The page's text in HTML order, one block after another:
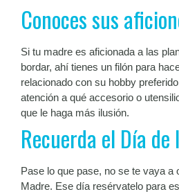
Conoces sus
Si tu madre es aficionada a las
bordar, ahí tienes un filón para
relacionado con su hobby
atención a qué accesorio o
que le haga más ilusión.
Recuerda el Día de
Pase lo que pase, no se te vaya a
Madre. Ese día resérvatelo para